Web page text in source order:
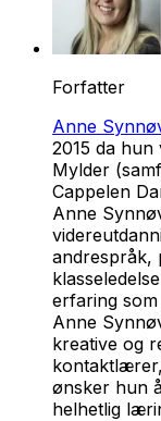
Forfatter
Anne
2015 da
Mylder
Cappelen
Anne
andrespråk,
erfaring
Anne
kreative og
ønsker hun
helhetlig